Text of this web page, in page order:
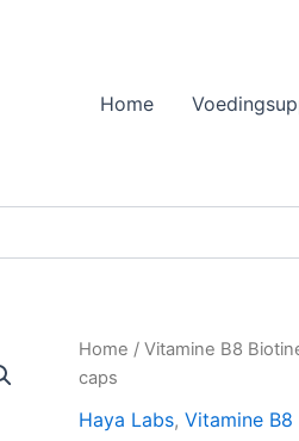
Home
Home / Vitamine B8
caps
Haya Labs, Vitamine B8